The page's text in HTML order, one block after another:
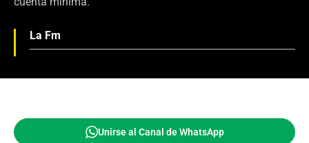
La Fm
Unirse al Canal de WhatsApp